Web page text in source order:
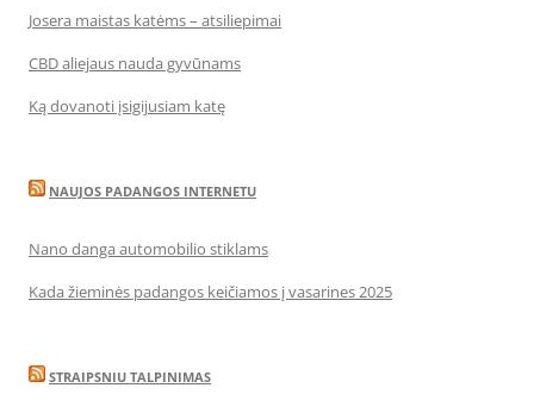
Josera maistas katėms – atsiliepimai
CBD aliejaus nauda gyvūnams
Ką dovanoti įsigijusiam katę
NAUJOS PADANGOS INTERNETU
Nano danga automobilio stiklams
Kada žieminės padangos keičiamos į vasarines 2025
STRAIPSNIU TALPINIMAS